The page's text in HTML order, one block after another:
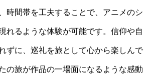
時間帯を工夫することで、アニメのシ
れるような体験が可能です。信仰や自
ずに、巡礼を旅として心から楽しんで
の旅が作品の一場面になるような感動